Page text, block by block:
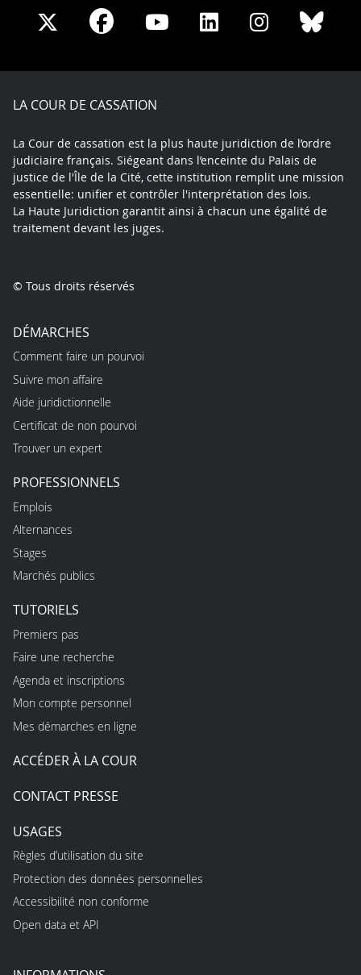
Share
X
Share
Facebook
Share
Youtube
Share
LinkedIn
Share
Instagram
LA COUR DE CASSATION
La Cour de cassation est la plus haute juridiction de l’ordre
judiciaire français. Siégeant dans l’enceinte du Palais de
justice de l'Île de la Cité, cette institution remplit une mission
essentielle: unifier et contrôler l'interprétation des lois.
La Haute Juridiction garantit ainsi à chacun une égalité de
traitement devant les juges.
© Tous droits réservés
DÉMARCHES
Comment faire un pourvoi
Suivre mon affaire
Aide juridictionnelle
Certificat de non pourvoi
Trouver un expert
PROFESSIONNELS
Emplois
Alternances
Stages
Marchés publics
TUTORIELS
Premiers pas
Faire une recherche
Agenda et inscriptions
Mon compte personnel
Mes démarches en ligne
ACCÉDER À LA COUR
CONTACT PRESSE
USAGES
Règles d’utilisation du site
Protection des données personnelles
Accessibilité non conforme
Open data et API